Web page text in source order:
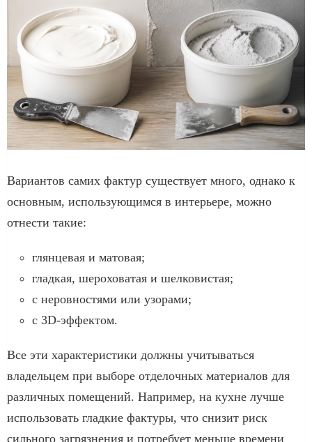
Вариантов самих фактур существует много, однако к
основным, использующимся в интерьере, можно
отнести такие:
глянцевая и матовая;
гладкая, шероховатая и шелковистая;
с неровностями или узорами;
с 3D-эффектом.
Все эти характеристики должны учитываться
владельцем при выборе отделочных материалов для
различных помещений. Например, на кухне лучше
использовать гладкие фактуры, что снизит риск
сильного загрязнения и потребует меньше времени